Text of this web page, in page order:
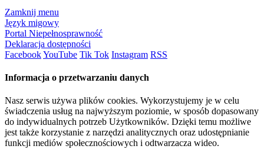
Zamknij menu
Język migowy
Portal Niepełnosprawność
Deklaracja dostępności
FacebookYouTube Tik Tok Instagram RSS
Informacja o przetwarzaniu danych
Nasz serwis używa plików cookies. Wykorzystujemy je w celu
świadczenia usług na najwyższym poziomie, w sposób dopasowany
do indywidualnych potrzeb Użytkowników. Dzięki temu możliwe
jest także korzystanie z narzędzi analitycznych oraz udostępnianie
funkcji mediów społecznościowych i odtwarzacza wideo.